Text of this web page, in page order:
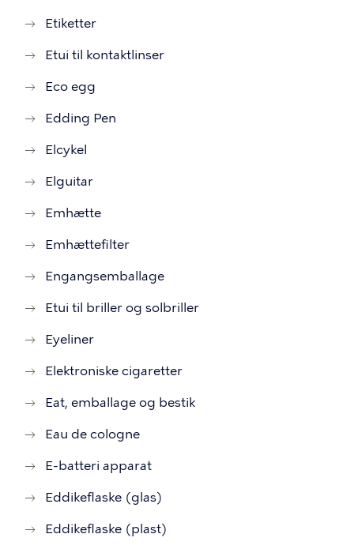
Etiketter
Etui til kontaktlinser
Eco egg
Edding Pen
Elcykel
Elguitar
Emhætte
Emhættefilter
Engangsemballage
Etui til briller og solbriller
Eyeliner
Elektroniske cigaretter
Eat, emballage og bestik
Eau de cologne
E-batteri apparat
Eddikeflaske (glas)
Eddikeflaske (plast)